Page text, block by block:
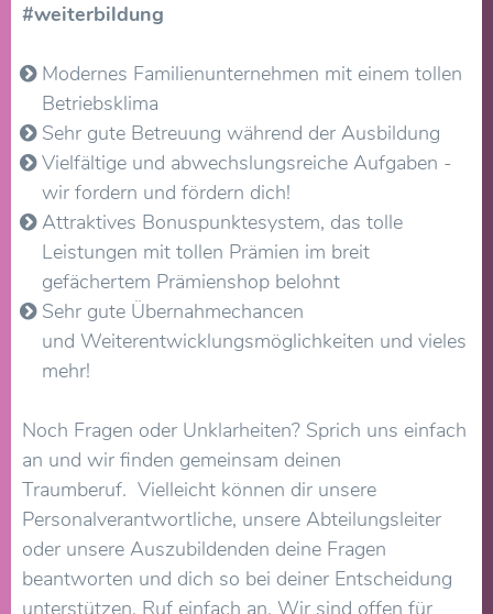
#weiterbildung
Modernes Familienunternehmen mit einem tollen
Betriebsklima
Sehr gute Betreuung während der Ausbildung
Vielfältige und abwechslungsreiche Aufgaben -
wir fordern und fördern dich!
Attraktives Bonuspunktesystem, das tolle
Leistungen mit tollen Prämien im breit
gefächertem Prämienshop belohnt
Sehr gute Übernahmechancen
und Weiterentwicklungsmöglichkeiten und vieles
mehr!
Noch Fragen oder Unklarheiten? Sprich uns einfach
an und wir finden gemeinsam deinen
Traumberuf. Vielleicht können dir unsere
Personalverantwortliche, unsere Abteilungsleiter
oder unsere Auszubildenden deine Fragen
beantworten und dich so bei deiner Entscheidung
unterstützen. Ruf einfach an. Wir sind offen für